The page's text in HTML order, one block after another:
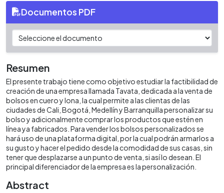
Documentos PDF
Resumen
El presente trabajo tiene como objetivo estudiar la factibilidad de
creación de una empresa llamada Tavata, dedicada a la venta de
bolsos en cuero y lona, la cual permite a las clientas de las
ciudades de Cali, Bogotá, Medellín y Barranquilla personalizar su
bolso y adicionalmente comprar los productos que estén en
línea ya fabricados. Para vender los bolsos personalizados se
hará uso de una plataforma digital, por la cual podrán armarlos a
su gusto y hacer el pedido desde la comodidad de sus casas, sin
tener que desplazarse a un punto de venta, si así lo desean. El
principal diferenciador de la empresa es la personalización.
Abstract